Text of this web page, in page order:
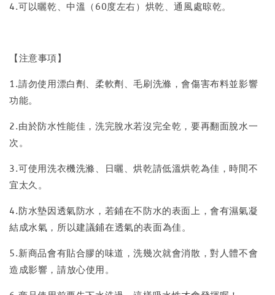
4.可以曬乾、中溫（60度左右）烘乾、通風處晾乾。
【注意事項】
1.請勿使用漂白劑、柔軟劑、毛刷洗滌，會傷害布料並影響
功能。
2.由於防水性能佳，洗完脫水若沒完全乾，要再翻面脫水一
次。
3.可使用洗衣機洗滌、日曬、烘乾請低溫烘乾為佳，時間不
宜太久。
4.防水墊因透氣防水，若鋪在不防水的表面上，會有濕氣凝
結成水氣，所以建議鋪在透氣的表面為佳。
5.新商品會有貼合膠的味道，洗幾次就會消散，對人體不會
造成影響，請放心使用。